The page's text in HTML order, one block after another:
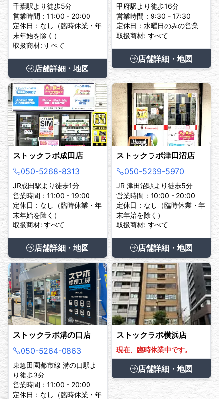
千葉駅より徒歩5分
営業時間：11:00 - 20:00
定休日：なし（臨時休業・年
末年始を除く）
取扱商材: すべて
店舗詳細・地図
甲府駅より徒歩16分
営業時間：9:30 - 17:30
定休日：水曜日のみの営業
取扱商材: すべて
店舗詳細・地図
ストックラボ成田店
050-5268-8313
JR成田駅より徒歩1分
営業時間：11:00 - 19:00
定休日：なし（臨時休業・年
末年始を除く）
取扱商材: すべて
店舗詳細・地図
ストックラボ津田沼店
050-5269-5970
JR 津田沼駅より徒歩5分
営業時間：10:00 - 20:00
定休日：なし（臨時休業・年
末年始を除く）
取扱商材: すべて
店舗詳細・地図
ストックラボ溝の口店
050-5264-0863
東急田園都市線 溝の口駅よ
り徒歩3分
営業時間：11:00 - 20:00
定休日：なし（臨時休業・年
ストックラボ横浜店
現在、臨時休業中です。
店舗詳細・地図